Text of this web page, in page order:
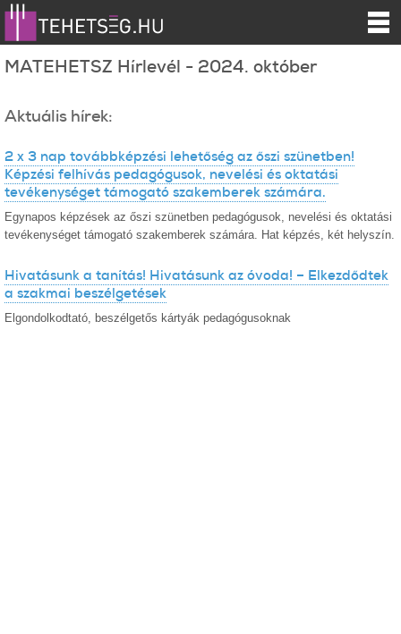
MATEHETSZ Hírlevél - 2024. október
Aktuális hírek:
2 x 3 nap továbbképzési lehetőség az őszi szünetben!
Képzési felhívás pedagógusok, nevelési és oktatási
tevékenységet támogató szakemberek számára.
Egynapos képzések az őszi szünetben pedagógusok, nevelési és oktatási
tevékenységet támogató szakemberek számára. Hat képzés, két helyszín.
Hivatásunk a tanítás! Hivatásunk az óvoda! – Elkezdődtek
a szakmai beszélgetések
Elgondolkodtató, beszélgetős kártyák pedagógusoknak